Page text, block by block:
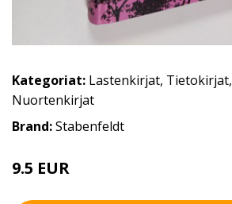
Kategoriat: Lastenkirjat, Tietokirjat,
Nuortenkirjat
Brand:Stabenfeldt
9.5 EUR